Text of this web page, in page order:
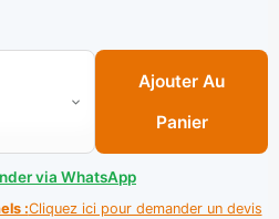
BOOCHNA
Ajouter Au
Panier
via WhatsApp
:Cliquez ici pour demander un devis